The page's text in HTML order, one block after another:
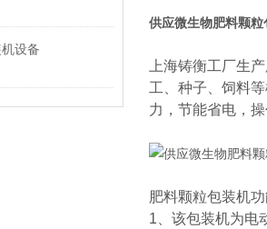
设备
供应微生物肥料颗
上海铸衡工厂生
工、种子、饲料
力，节能省电，
肥料颗粒包装机
1、该包装机为电